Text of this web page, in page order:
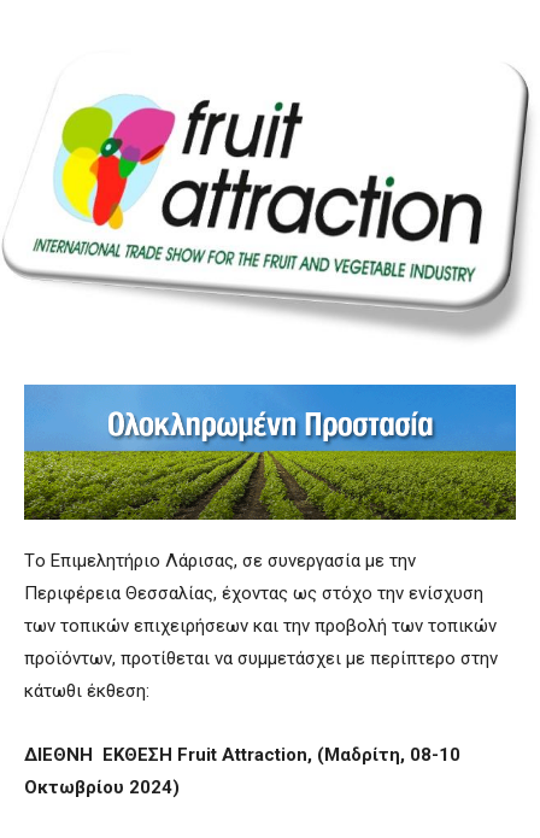
Τo Επιμελητήριο Λάρισας, σε συνεργασία με την
Περιφέρεια Θεσσαλίας, έχοντας ως στόχο την ενίσχυση
των τοπικών επιχειρήσεων και την προβολή των τοπικών
προϊόντων, προτίθεται να συμμετάσχει με περίπτερο στην
κάτωθι έκθεση:
ΔΙΕΘΝΗ ΕΚΘΕΣΗ Fruit Attraction, (Μαδρίτη, 08-10
Οκτωβρίου 2024)